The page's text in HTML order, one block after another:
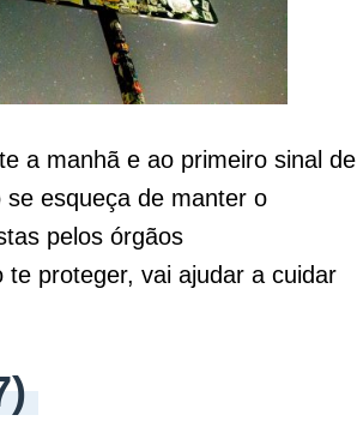
a manhã e ao primeiro sinal de
esqueça de manter o
pelos órgãos
proteger, vai ajudar a cuidar